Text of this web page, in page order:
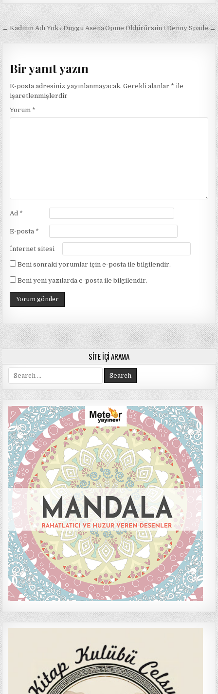
Yazı
gezinmesi
← Kadının Adı Yok / Duygu AsenaÖpme Öldürürsün / Denny Spade →
Bir yanıt yazın
E-posta adresiniz yayınlanmayacak. Gerekli alanlar * ile
işaretlenmişlerdir
Yorum *
Ad *
E-posta *
İnternet sitesi
Beni sonraki yorumlar için e-posta ile bilgilendir.
Beni yeni yazılarda e-posta ile bilgilendir.
SITE İÇI ARAMA
Search
for: